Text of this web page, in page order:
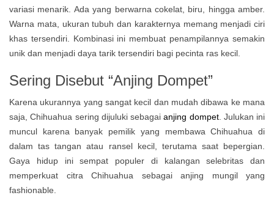
variasi menarik. Ada yang berwarna cokelat, biru, hingga amber.
Warna mata, ukuran tubuh dan karakternya memang menjadi ciri
khas tersendiri. Kombinasi ini membuat penampilannya semakin
unik dan menjadi daya tarik tersendiri bagi pecinta ras kecil.
Sering Disebut “Anjing Dompet”
Karena ukurannya yang sangat kecil dan mudah dibawa ke mana
saja, Chihuahua sering dijuluki sebagaianjing dompet. Julukan ini
muncul karena banyak pemilik yang membawa Chihuahua di
dalam tas tangan atau ransel kecil, terutama saat bepergian.
Gaya hidup ini sempat populer di kalangan selebritas dan
memperkuat citra Chihuahua sebagai anjing mungil yang
fashionable.